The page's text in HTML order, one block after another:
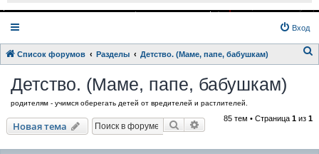
Вход
Список форумов Разделы Детство. (Маме, папе, бабушкам)
Детство. (Маме, папе, бабушкам)
родителям - учимся оберегать детей от вредителей и растлителей.
Новая тема Поиск Расширенный поиск
85 тем • Страница 1 из 1